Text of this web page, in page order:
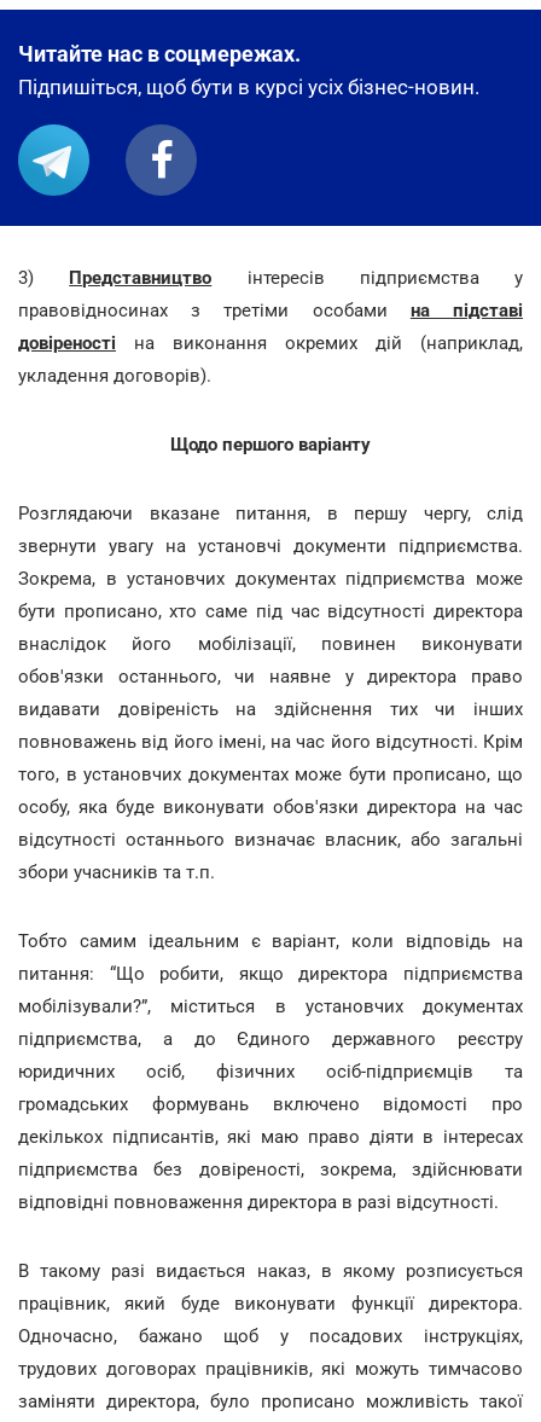
Читайте нас в соцмережах.
Підпишіться, щоб бути в курсі усіх бізнес-новин.
3) Представництво інтересів підприємства у
правовідносинах з третіми особами на підставі
довіреності на виконання окремих дій (наприклад,
укладення договорів).
Щодо першого варіанту
Розглядаючи вказане питання, в першу чергу, слід
звернути увагу на установчі документи підприємства.
Зокрема, в установчих документах підприємства може
бути прописано, хто саме під час відсутності директора
внаслідок його мобілізації, повинен виконувати
обов'язки останнього, чи наявне у директора право
видавати довіреність на здійснення тих чи інших
повноважень від його імені, на час його відсутності. Крім
того, в установчих документах може бути прописано, що
особу, яка буде виконувати обов'язки директора на час
відсутності останнього визначає власник, або загальні
збори учасників та т.п.
Тобто самим ідеальним є варіант, коли відповідь на
питання: “Що робити, якщо директора підприємства
мобілізували?”, міститься в установчих документах
підприємства, а до Єдиного державного реєстру
юридичних осіб, фізичних осіб-підприємців та
громадських формувань включено відомості про
декількох підписантів, які маю право діяти в інтересах
підприємства без довіреності, зокрема, здійснювати
відповідні повноваження директора в разі відсутності.
В такому разі видається наказ, в якому розписується
працівник, який буде виконувати функції директора.
Одночасно, бажано щоб у посадових інструкціях,
трудових договорах працівників, які можуть тимчасово
заміняти директора, було прописано можливість такої